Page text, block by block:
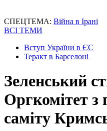
СПЕЦТЕМА: Війна в Ірані
ВСІ ТЕМИ
Вступ України в ЄС
Теракт в Барселоні
Зеленський
Оргкомітет з
саміту